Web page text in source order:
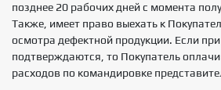
позднее 20 рабочих дней с момента
Также, имеет право выехать к
осмотра дефектной продукции. Если
подтверждаются, то Покупатель
расходов по командировке